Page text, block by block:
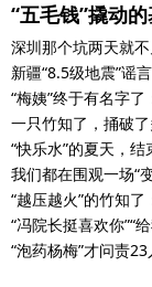
“五毛钱”撬动
例”遮羞布
深圳那个坑两天就
新疆“8.5级地震”谣
“梅姨”终于有名字
一只竹知了，捅破
“快乐水”的夏天，结
我们都在围观一场“
“越压越火”的竹知
剂？
“冯院长挺喜欢你”“
的执行困局
“泡药杨梅”才问责